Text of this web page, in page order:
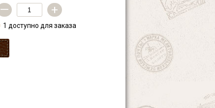
— +
1 доступно для заказа